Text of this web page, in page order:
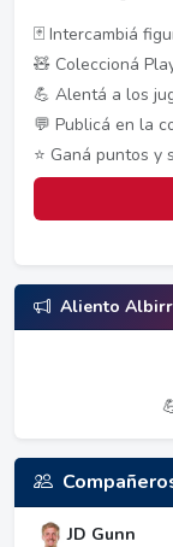
🃏 Intercambiá
🧸 Coleccioná
💪 Alentá a los
💬 Publicá en la
⭐ Ganá puntos y
Aliento
JD Gunn